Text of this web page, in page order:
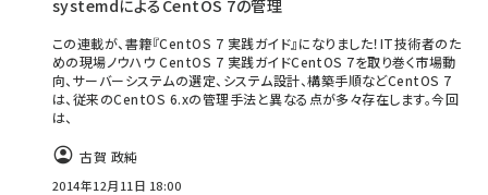
systemdによるCentOS 7の管理
この連載が、書籍『CentOS 7 実践ガイド』になりました！IT技術者のた
めの現場ノウハウ CentOS 7 実践ガイドCentOS 7を取り巻く市場動
向、サーバーシステムの選定、システム設計、構築手順などCentOS 7
は、従来のCentOS 6.xの管理手法と異なる点が多々存在します。今回
は、
古賀 政純
2014年12月11日 18:00